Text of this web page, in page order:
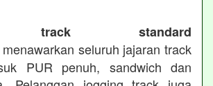
track standard
menawarkan seluruh jajaran track
PUR penuh, sandwich dan